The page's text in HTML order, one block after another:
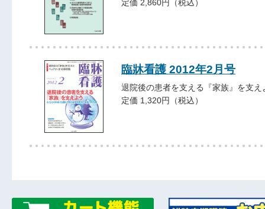
定価 2,860円（税込）
臨牀看護 2012年2月号
退院後の患者を支える『家族』を支
定価 1,320円（税込）